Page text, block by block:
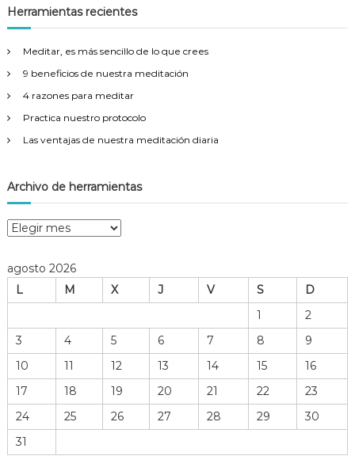
c
a
:
Herramientas recientes
Meditar, es más sencillo de lo que crees
9 beneficios de nuestra meditación
4 razones para meditar
Practica nuestro protocolo
Las ventajas de nuestra meditación diaria
Archivo de herramientas
A
h
o
h
r
r
agosto 2026
L
M X J V S
D
1
2
3
4 5 6 7 8
9
10
11 12 13 14 15
16
17
18 19 20 21 22
23
24
25 26 27 28 29
30
31